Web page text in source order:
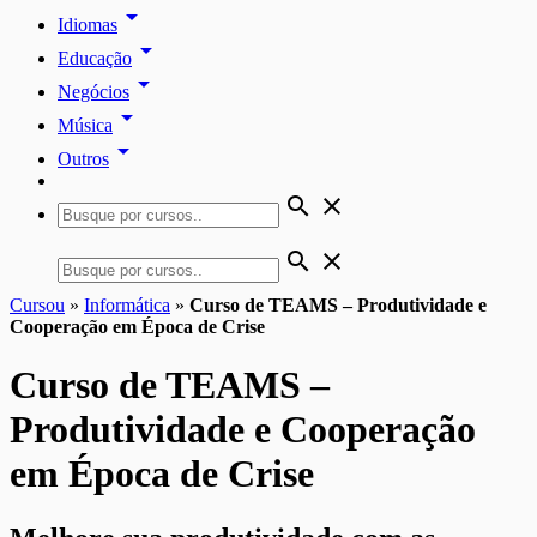
Idiomas arrow_drop_down
Educação arrow_drop_down
Negócios arrow_drop_down
Música arrow_drop_down
Outros arrow_drop_down
search close
search close
Cursou » Informática » Curso de TEAMS – Produtividade e
Cooperação em Época de Crise
Curso de TEAMS –
Produtividade e Cooperação
em Época de Crise